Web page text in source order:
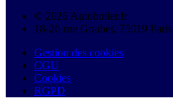
© 2026 Autobutler.fr
18-26 rue Goubet, 75019 Paris
Gestion des cookies
CGU
Cookies
RGPD